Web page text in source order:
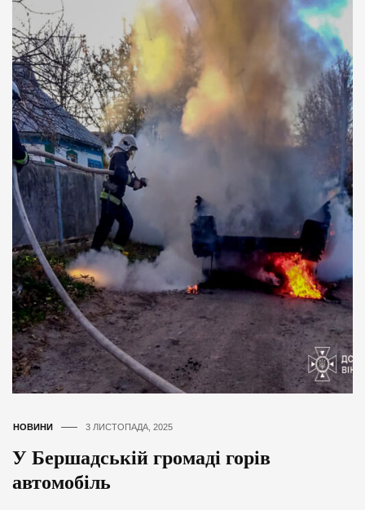
НОВИНИ 3 ЛИСТОПАДА, 2025
У Бершадській громаді горів
автомобіль